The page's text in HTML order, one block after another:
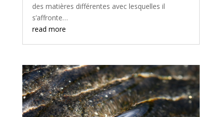
des matières différentes avec lesquelles il
s’affronte…
read more